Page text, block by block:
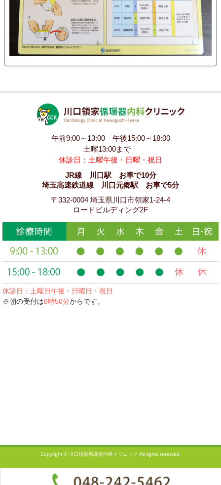
午前9:00～13:00 午後15:00～18:00
土曜13:00まで
休診日：土曜午後・日曜・祝日
JR線 川口駅 お車で10分
埼玉高速鉄道線 川口元郷駅 お車で5分
〒332-0004 埼玉県川口市領家1-24-4
ロードビルディング2F
休診日：土曜日午後・日曜日・祝日
※朝の受付は8時50分からです。
Copyright © 川口領家循環器内科クリニック All rights reserved.